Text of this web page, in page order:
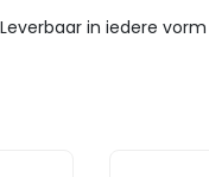
in iedere